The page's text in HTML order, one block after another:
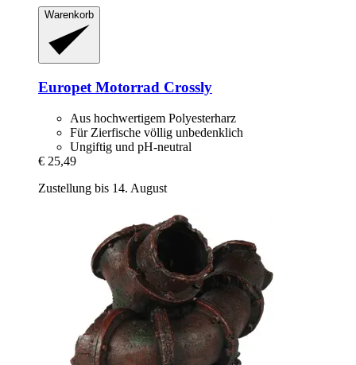
Warenkorb
Europet Motorrad Crossly
Aus hochwertigem Polyesterharz
Für Zierfische völlig unbedenklich
Ungiftig und pH-neutral
€ 25,49
Zustellung bis 14. August